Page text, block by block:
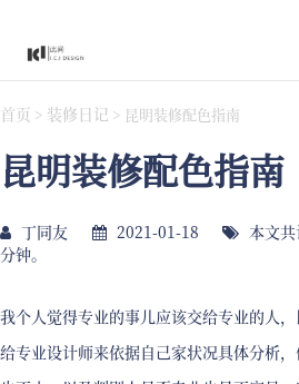
首页 > 装修日记 > 昆明装修配色指南
昆明装修配色指南
丁同友 2021-01-18
本文
分钟。
我个人觉得专业的事儿应该交给专业的人
给专业设计师来依据自己家状况具体分析